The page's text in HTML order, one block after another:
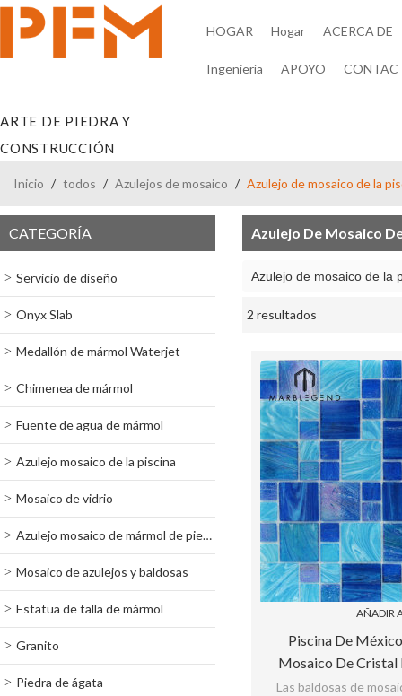
ARTE DE PIEDRA Y
CONSTRUCCIÓN
HOGAR Hogar ACERCA DE
Ingeniería APOYO
Inicio / todos / Azulejos de mosaico / Azulejo de mosaico de la
CATEGORÍA
Servicio de diseño
Onyx Slab
Medallón de mármol Waterjet
Chimenea de mármol
Fuente de agua de mármol
Azulejo mosaico de la piscina
Mosaico de vidrio
Azulejo mosaico de mármol de piedra
Mosaico de azulejos y baldosas
Estatua de talla de mármol
Granito
Piedra de ágata
Azulejo De Mosaico
Azulejo de mosaico de la
2 resultados
AÑADIR
Piscina De
Mosaico De
Claro Piscina
Las baldosas de